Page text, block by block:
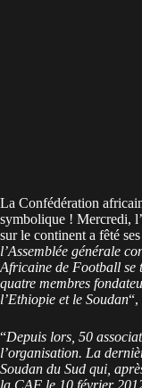
La Confédération
symbolique ! Mercredi,
sur le continent a fêté
l’Assemblée générale
Africaine de Football se
quatre membres
l’Ethiopie et le Soudan“,
“Depuis lors, 50
l’organisation. La
Soudan du Sud qui,